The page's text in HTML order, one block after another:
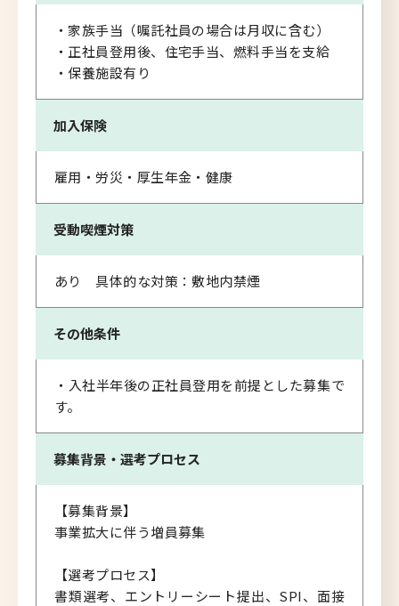
・家族手当（嘱託社員の場合は月収に含む）
・正社員登用後、住宅手当、燃料手当を支給
・保養施設有り
加入保険
雇用・労災・厚生年金・健康
受動喫煙対策
あり 具体的な対策：敷地内禁煙
その他条件
・入社半年後の正社員登用を前提とした募集で
す。
募集背景・ 選考プロセス
【募集背景】
事業拡大に伴う増員募集
【選考プロセス】
書類選考、エントリーシート提出、SPI、面接